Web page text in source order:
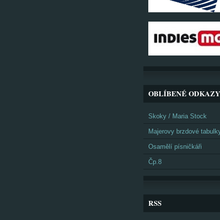
OBLÍBENÉ ODKAZY
Skoky / Maria Stock
Majerovy brzdové
Osamělí písničkáři
Čp.8
RSS